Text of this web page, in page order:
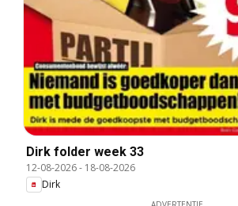
Dirk folder week 33
12-08-2026- 18-08-2026
Dirk